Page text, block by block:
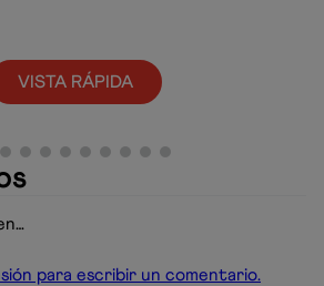
VISTA RÁPIDA
para escribir un comentario.